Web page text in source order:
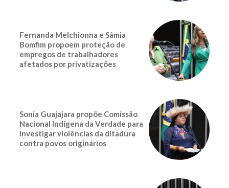
Fernanda Melchionna e Sâmia
Bomfim propoem proteção de
empregos de trabalhadores
afetados por privatizações
Sonia Guajajara propõe Comissão
Nacional Indígena da Verdade para
investigar violências da ditadura
contra povos originários